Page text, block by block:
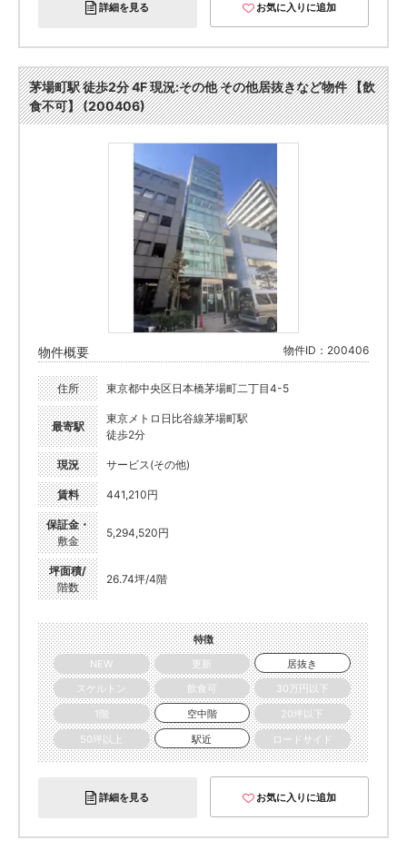
詳細を見る お気に入りに追加
茅場町駅 徒歩2分 4F 現況:その他 その他居抜きなど物件 【飲
食不可】 (200406)
物件概要 物件ID：200406
住所 東京都中央区日本橋茅場町二丁目4-5
最寄駅
東京メトロ日比谷線茅場町駅
徒歩2分
現況 サービス(その他)
賃料 441,210円
保証金・
敷金
5,294,520円
坪面積/
階数
26.74坪/4階
特徴
NEW
更新
居抜き
スケルトン
飲食可
30万円以下
1階
空中階
20坪以下
50坪以上
駅近 ロードサイド
詳細を見る お気に入りに追加